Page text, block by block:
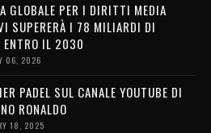
GLOBALE PER I DIRITTI MEDIA
SUPERERÀ I 78 MILIARDI DI
ENTRO IL 2030
06, 2026
PADEL SUL CANALE YOUTUBE DI
RONALDO
18, 2025